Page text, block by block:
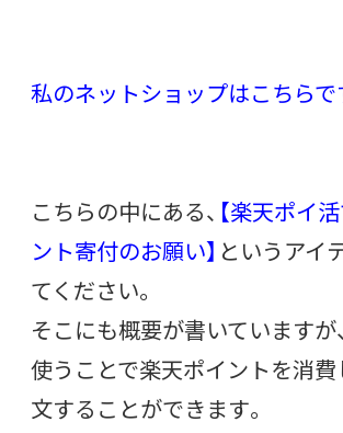
私のネットショップはこちらで
こちらの中にある、 【楽天ポイ
ント寄付のお願い】 というアイ
てください。
そこにも概要が書いていますが
使うことで楽天ポイントを消
文することができます。